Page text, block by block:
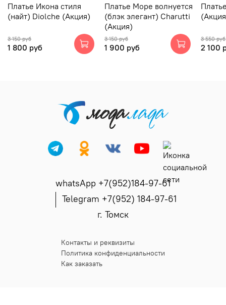
Платье Икона стиля
(найт) Diolche (Акция)
3 150 руб
1 800 руб
Платье Море волнуется
(блэк элегант) Charutti
(Акция)
3 150 руб
1 900 руб
3 550 руб
2 100
whatsApp +7(952)184-97-61
Telegram +7(952) 184-97-61
г. Томск
Контакты и реквизиты
Политика конфиденциальности
Как заказать